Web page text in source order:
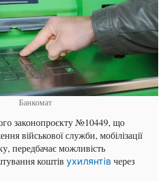
Банкомат
законопроєкту №10449, що
військової служби, мобілізації
передбачає можливість
коштів ухилянтів через